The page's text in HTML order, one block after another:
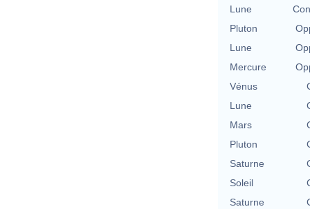
Lune
Pluton
Lune
Mercure
Vénus
Lune
Mars
Pluton
Saturne
Soleil
Saturne